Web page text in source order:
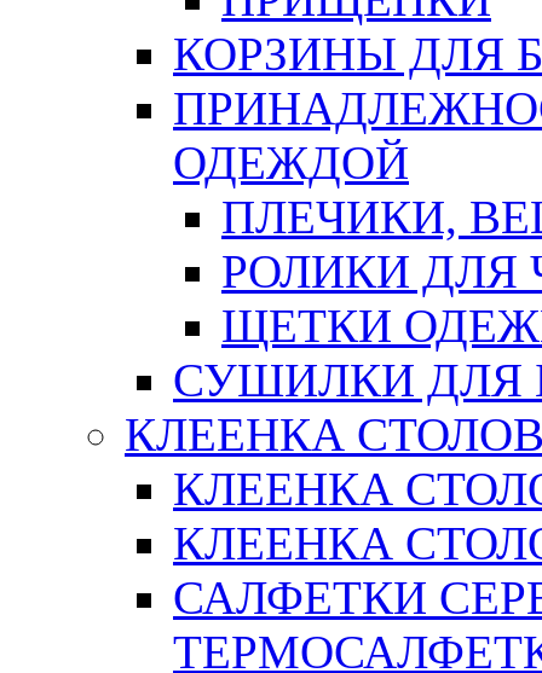
КОРЗИНЫ ДЛЯ
ОДЕЖДОЙ
ПЛЕЧИКИ,
РОЛИКИ ДЛЯ
ЩЕТКИ
СУШИЛКИ ДЛЯ
КЛЕЕНКА
КЛЕЕНКА
КЛЕЕНКА
САЛФЕТКИ